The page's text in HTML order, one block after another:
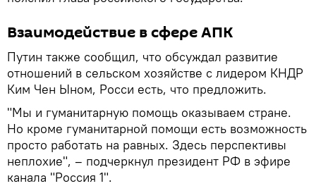
Взаимодействие в сфере АПК
Путин также сообщил, что обсуждал развитие
отношений в сельском хозяйстве с лидером КНДР
Ким Чен Ыном, Росси есть, что предложить.
"Мы и гуманитарную помощь оказываем стране.
Но кроме гуманитарной помощи есть возможность
просто работать на равных. Здесь перспективы
неплохие", – подчеркнул президент РФ в эфире
канала "Россия 1".